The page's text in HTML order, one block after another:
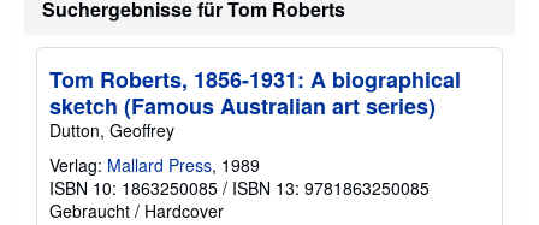
Suchergebnisse für Tom Roberts
Tom Roberts, 1856-1931: A biographical
sketch (Famous Australian art series)
Dutton, Geoffrey
Verlag: Mallard Press, 1989
ISBN 10: 1863250085 / ISBN 13: 9781863250085
Gebraucht / Hardcover